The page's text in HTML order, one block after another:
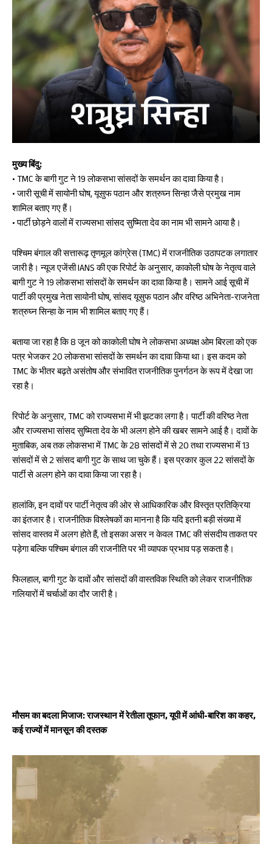
DOWNLOAD NOW
AIN NEWS 1
About Us
Privacy Policy
Terms of Use Agreement
Facebook
X WhatsApp
Share
मुख्य बिंदु:
• TMC के बागी गुट ने 19 लोकसभा सांसदों के समर्थन का दावा किया है।
• जारी सूची में सायोनी घोष, यूसुफ पठान और शत्रुघ्न सिन्हा जैसे प्रमुख नाम
शामिल बताए गए हैं।
• पार्टी छोड़ने वालों में राज्यसभा सांसद सुष्मिता देव का नाम भी सामने आया है।
पश्चिम बंगाल की सत्तारूढ़ तृणमूल कांग्रेस (TMC) में राजनीतिक उठापटक लगातार
जारी है। न्यूज एजेंसी IANS की एक रिपोर्ट के अनुसार, काकोली घोष के नेतृत्व वाले
बागी गुट ने 19 लोकसभा सांसदों के समर्थन का दावा किया है। सामने आई सूची में
पार्टी की प्रमुख नेता सायोनी घोष, सांसद यूसुफ पठान और वरिष्ठ अभिनेता-राजनेता
शत्रुघ्न सिन्हा के नाम भी शामिल बताए गए हैं।
बताया जा रहा है कि 8 जून को काकोली घोष ने लोकसभा अध्यक्ष ओम बिरला को एक
पत्र भेजकर 20 लोकसभा सांसदों के समर्थन का दावा किया था। इस कदम को
TMC के भीतर बढ़ते असंतोष और संभावित राजनीतिक पुनर्गठन के रूप में देखा जा
रहा है।
रिपोर्ट के अनुसार, TMC को राज्यसभा में भी झटका लगा है। पार्टी की वरिष्ठ नेता
और राज्यसभा सांसद सुष्मिता देव के भी अलग होने की खबर सामने आई है। दावों के
मुताबिक, अब तक लोकसभा में TMC के 28 सांसदों में से 20 तथा राज्यसभा में 13
सांसदों में से 2 सांसद बागी गुट के साथ जा चुके हैं। इस प्रकार कुल 22 सांसदों के
पार्टी से अलग होने का दावा किया जा रहा है।
हालांकि, इन दावों पर पार्टी नेतृत्व की ओर से आधिकारिक और विस्तृत प्रतिक्रिया
का इंतजार है। राजनीतिक विश्लेषकों का मानना है कि यदि इतनी बड़ी संख्या में
सांसद वास्तव में अलग होते हैं, तो इसका असर न केवल TMC की संसदीय ताकत पर
पड़ेगा बल्कि पश्चिम बंगाल की राजनीति पर भी व्यापक प्रभाव पड़ सकता है।
फिलहाल, बागी गुट के दावों और सांसदों की वास्तविक स्थिति को लेकर राजनीतिक
गलियारों में चर्चाओं का दौर जारी है।
मौसम का बदला मिजाज: राजस्थान में रेतीला तूफान, यूपी में आंधी-बारिश का कहर,
कई राज्यों में मानसून की दस्तक